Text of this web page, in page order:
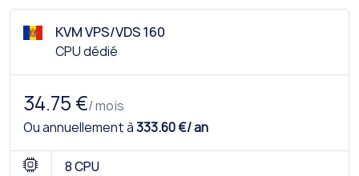
KVM VPS/VDS 160
CPU dédié
34.75 €/ mois
Ou annuellement à333.60 €/ an
8 CPU